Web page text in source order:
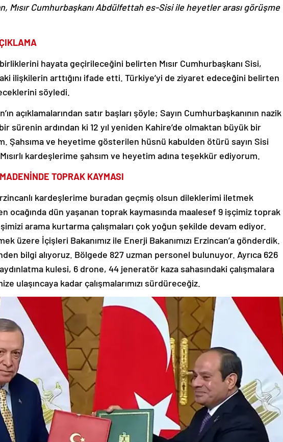
Mısır Cumhurbaşkanı Abdülfettah es-Sisi ile heyetler arası görüşme
hayata geçirileceğini belirten Mısır Cumhurbaşkanı Sisi,
ilişkilerin arttığını ifade etti. Türkiye’yi de ziyaret edeceğini belirten
söyledi.
açıklamalarından satır başları şöyle; Sayın Cumhurbaşkanının nazik
sürenin ardından ki 12 yıl yeniden Kahire’de olmaktan büyük bir
Şahsıma ve heyetime gösterilen hüsnü kabulden ötürü sayın Sisi
kardeşlerime şahsım ve heyetim adına teşekkür ediyorum.
TOPRAK KAYMASI
kardeşlerime buradan geçmiş olsun dileklerimi iletmek
ocağında dün yaşanan toprak kaymasında maalesef 9 işçimiz toprak
arama kurtarma çalışmaları çok yoğun şekilde devam ediyor.
üzere İçişleri Bakanımız ile Enerji Bakanımızı Erzincan’a gönderdik.
bilgi alıyoruz. Bölgede 827 uzman personel bulunuyor. Ayrıca 626
kulesi, 6 drone, 44 jeneratör kaza sahasındaki çalışmalara
ulaşıncaya kadar çalışmalarımızı sürdüreceğiz.